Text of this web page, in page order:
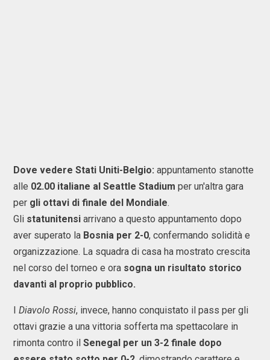
Dove vedere Stati Uniti-Belgio: appuntamento stanotte
alle 02.00 italiane al Seattle Stadium per un'altra gara
per gli ottavi di finale del Mondiale.
Gli statunitensi arrivano a questo appuntamento dopo
aver superato la Bosnia per 2-0, confermando solidità e
organizzazione. La squadra di casa ha mostrato crescita
nel corso del torneo e ora sogna un risultato storico
davanti al proprio pubblico.
I Diavolo Rossi, invece, hanno conquistato il pass per gli
ottavi grazie a una vittoria sofferta ma spettacolare in
rimonta contro il Senegal per un 3-2 finale dopo